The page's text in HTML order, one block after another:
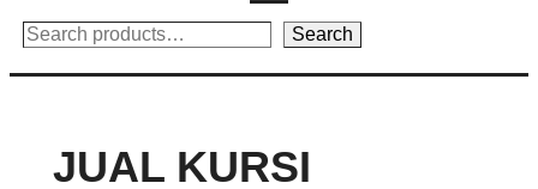
Search Search
JUAL KURSI